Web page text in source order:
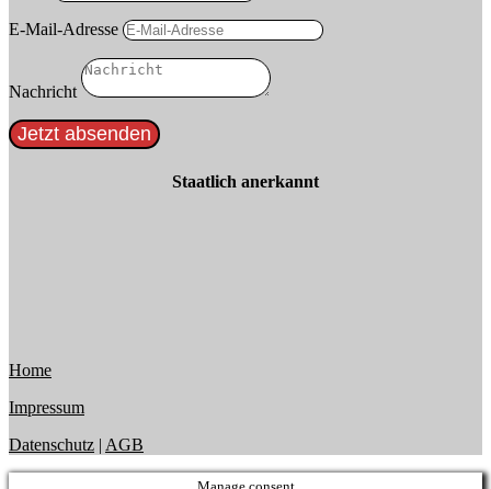
E-Mail-Adresse
Nachricht
Jetzt absenden
Staatlich anerkannt
Home
Impressum
Datenschutz | AGB